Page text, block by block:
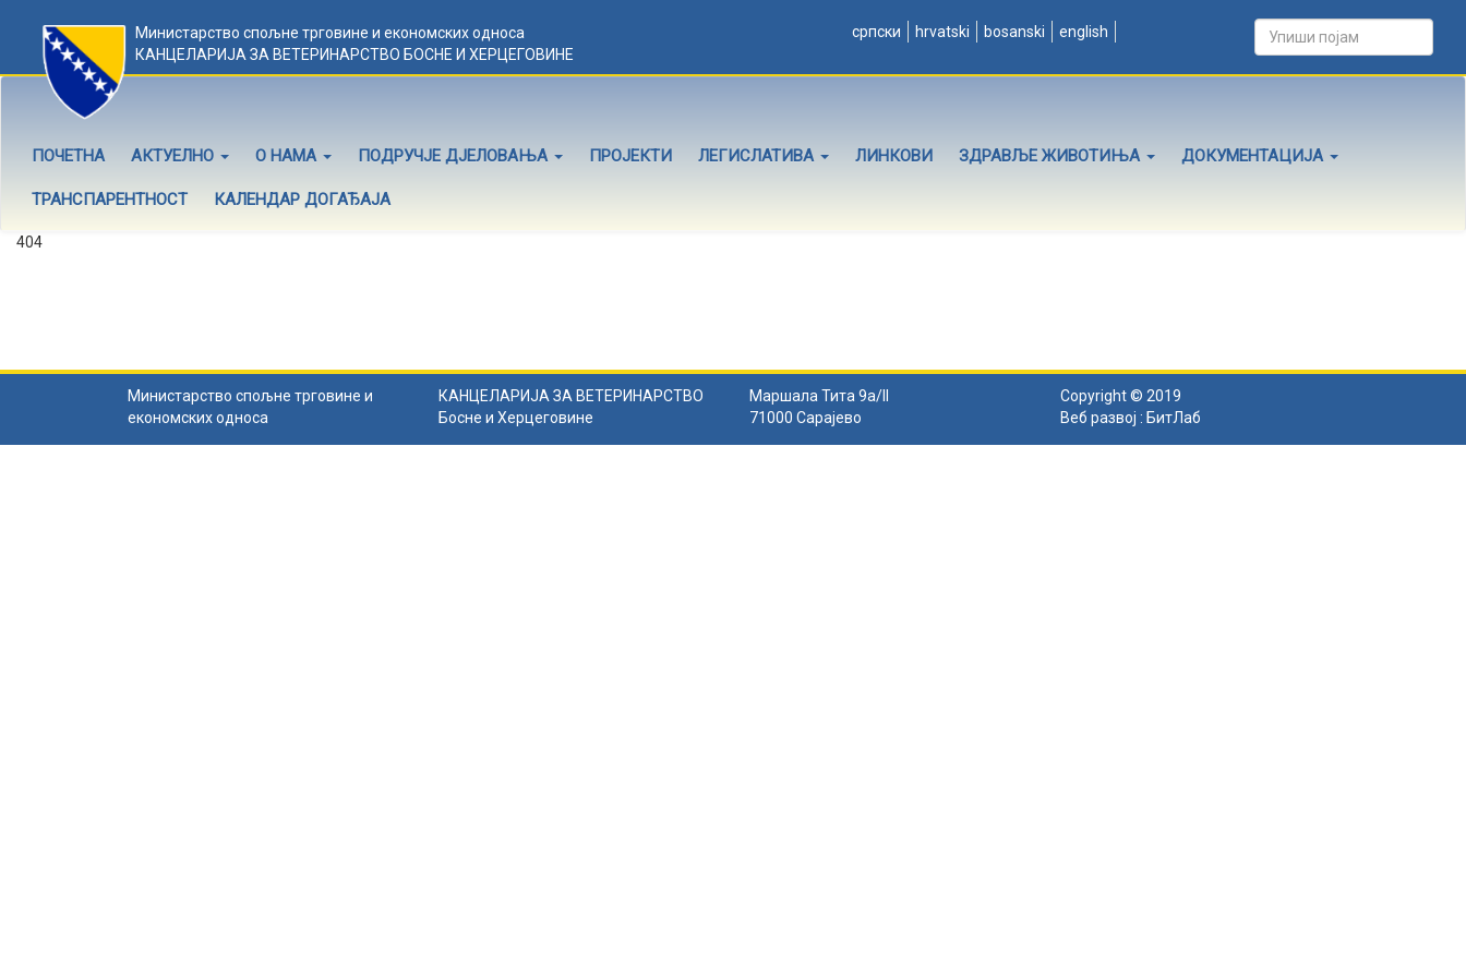
Министарство спољне трговине и економских односа
КАНЦЕЛАРИЈА ЗА ВЕТЕРИНАРСТВО БОСНЕ И ХЕРЦЕГОВИНЕ
српски hrvatski bosanski english
ПОЧЕТНА АКТУЕЛНО О НАМА ПОДРУЧЈЕ ДЈЕЛОВАЊА ПРОЈЕКТИ ЛЕГИСЛАТИВА ЛИНКОВИ ЗДРАВЉЕ ЖИВОТИЊА ДОКУМЕНТАЦИЈА
ТРАНСПАРЕНТНОСТ КАЛЕНДАР ДОГАЂАЈА
404
Министарство спољне трговине и
економских односа
КАНЦЕЛАРИЈА ЗА ВЕТЕРИНАРСТВО
Босне и Херцеговине
Маршала Тита 9а/II
71000 Сарајево
Copyright © 2019
Веб развој : БитЛаб